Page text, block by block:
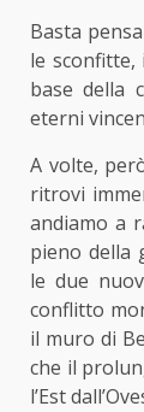
Basta
le sconfitte,
base della
eterni
A volte,
ritrovi
andiamo a
pieno della
le due
conflitto
il muro di
che il
l’Est